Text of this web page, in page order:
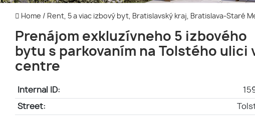
Home / Rent, 5 a viac izbový byt, Bratislavský kraj, Bratislava-Staré
Prenájom exkluzívneho 5 izbového
bytu s parkovaním na Tolstého ulici
centre
Internal ID:
Street: